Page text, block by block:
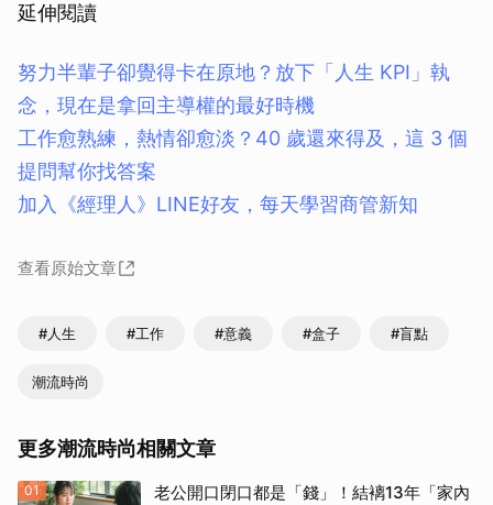
延伸閱讀
努力半輩子卻覺得卡在原地？放下「人生 KPI」執
念，現在是拿回主導權的最好時機
工作愈熟練，熱情卻愈淡？40 歲還來得及，這 3 個
提問幫你找答案
加入《經理人》LINE好友，每天學習商管新知
查看原始文章
#人生 #工作 #意義 #盒子 #盲點
潮流時尚
更多潮流時尚相關文章
01
老公開口閉口都是「錢」！結褵13年「家內